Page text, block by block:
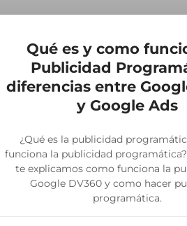
Qué es y como
Publicidad
diferencias entre
y Google Ads
¿Qué es la publicidad
funciona la publicidad
te explicamos como funciona la
Google DV360 y como hacer
programática.